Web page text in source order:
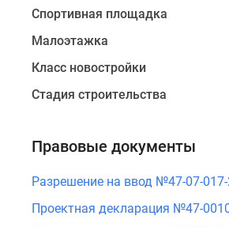
двух
Основным
оттенком
фасадов
стал
белый
гармонично
сочетающийся
Спортивная площадка
Малоэтажка
Класс новостройки
Стадия строительства
Правовые документы
Разрешение на ввод №47-07-
Проектная декларация №47-